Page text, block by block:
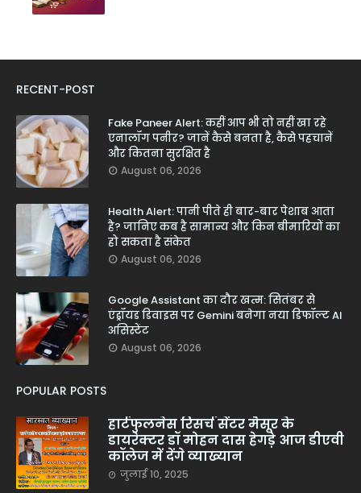
RECENT-POST
Fake Paneer Alert: कहीं आप भी तो नहीं खा रहे
एनालॉग पनीर? जानें कैसे बनता है, कैसे पहचानें
और कितना सुरक्षित है
August 06, 2026
Health Alert: पानी पीते ही बार-बार पेशाब आता
है? जानिए कब है सामान्य और किन बीमारियों का
हो सकता है संकेत
August 06, 2026
Google Assistant का दौर खत्म: सितंबर से
एंड्रॉयड डिवाइस पर Gemini बनेगा नया डिफॉल्ट AI
असिस्टेंट
August 06, 2026
POPULAR POSTS
हार्टफुलनेस रिसर्च सेंटर मैसूर के
डायरेक्टर डॉ मोहन दास हेगड़े आज डीएवी
कॉलेज में देंगे व्याख्यान
जुलाई 10, 2025